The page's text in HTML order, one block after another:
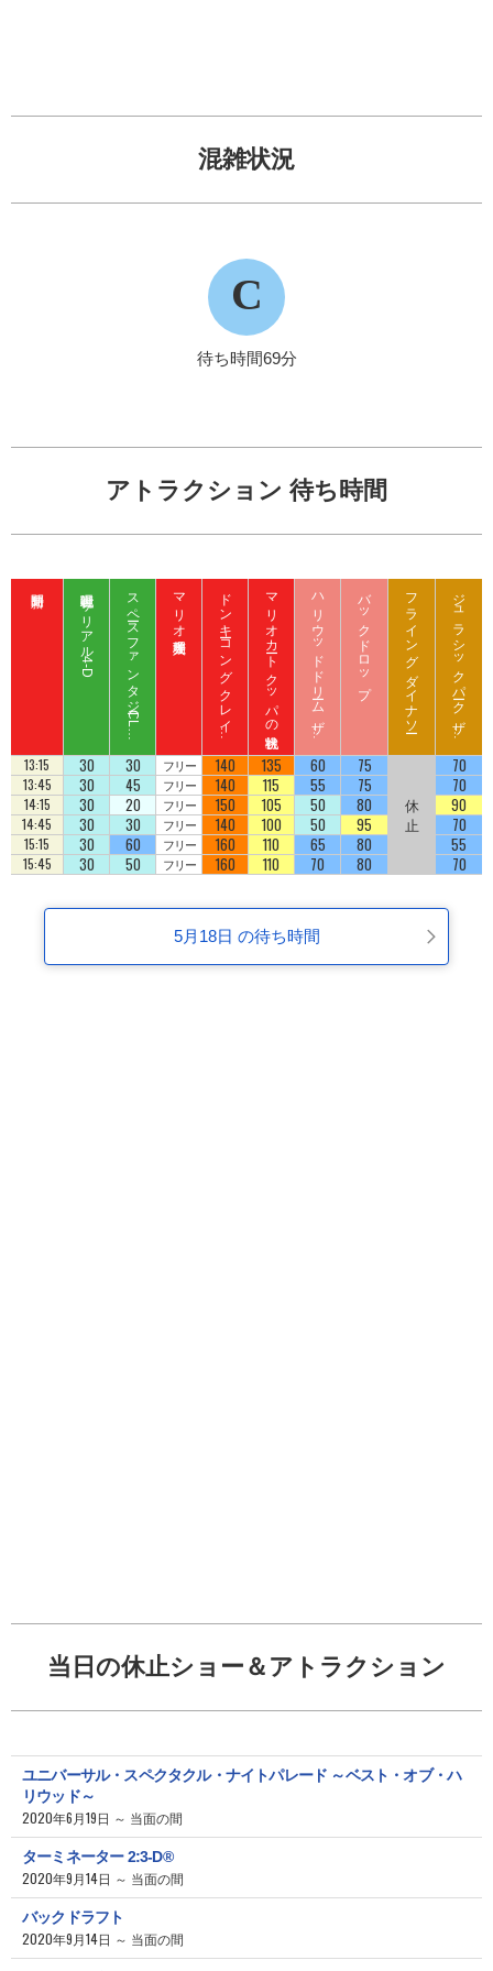
混雑状況
C
待ち時間69分
アトラクション 待ち時間
呪術廻戦 ザ リアル 4-D ス
ペ
ース
フ
ァ
ン
タ
ジ
ー
C
L
U
B
Z
E
D
D
マリオ入場整理券 ド
ン
キ
ーコ
ン
グ
ク
レ
イ
ジ
ート
ロ
ッ
コ
マリオカート クッパの挑戦状 ハ
リ
ウ
ッ
ド
ド
リ
ーム
ザ
ラ
イ
ド
バックドロップ フライング ダイナソー ジ
ュ
ラ
シ
ッ
ク
パ
ーク
ザ
ラ
イ
ド
13:15 30 30 フリー 140 135 60 75 70
13:45 30 45 フリー 140 115 55 75 70
14:15 30 20 フリー 150 105 50 80 休 90
14:45 30 30 フリー 140 100 50 95 止 70
15:15 30 60 フリー 160 110 65 80 55
15:45 30 50 フリー 160 110 70 80 70
5月18日 の待ち時間
当日の休止ショー＆アトラクション
ユニバーサル・スペクタクル・ナイトパレード ～ベスト・オブ・ハ
リウッド～
2020年6月19日 ～ 当面の間
ターミネーター 2:3-D®
2020年9月14日 ～ 当面の間
バックドラフト
2020年9月14日 ～ 当面の間